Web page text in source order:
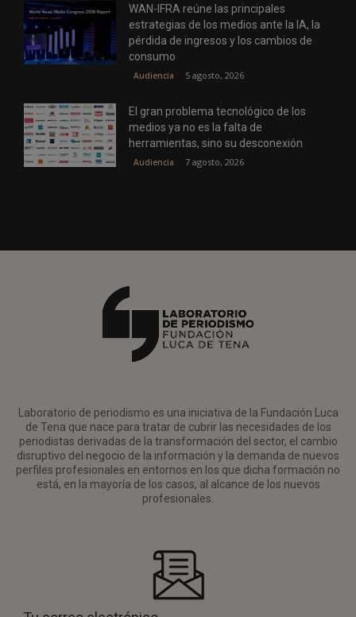
WAN-IFRA reúne las principales
estrategias de los medios ante la IA, la
pérdida de ingresos y los cambios de
consumo
Audiencia 5 agosto, 2026
El gran problema tecnológico de los
medios ya no es la falta de
herramientas, sino su desconexión
Audiencia 7 agosto, 2026
Laboratorio de periodismo es una iniciativa de la Fundación Luca
de Tena que nace para tratar de cubrir las necesidades de los
periodistas derivadas de la transformación del sector, el cambio
disruptivo del negocio de la información y la demanda de nuevos
perfiles profesionales en entornos en los que dicha formación no
está, en la mayoría de los casos, al alcance de los nuevos
profesionales.